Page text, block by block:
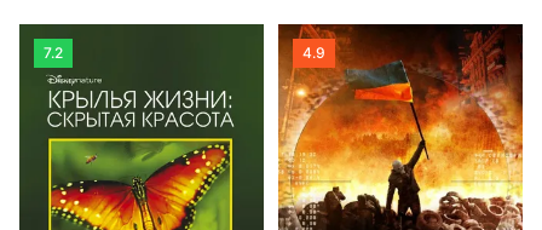
7.2 4.9